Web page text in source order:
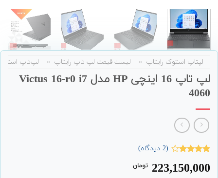
لپتاپ استوک رایتاپ » لیست قیمت لپ تاپ رایتاپ » لپ‌تاپ
لپ تاپ 16 اینچی HP مدل Victus 16-r0 i7
4060
4.00
از 5
(
2دیدگاه)
223,150,000 تومان